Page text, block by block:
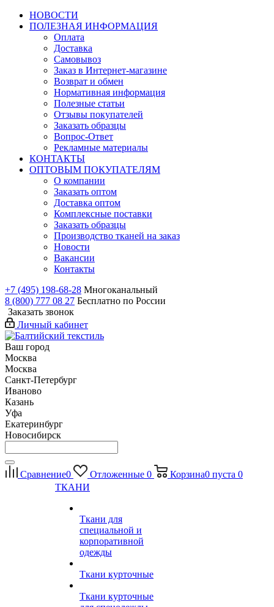
НОВОСТИ
ПОЛЕЗНАЯ ИНФОРМАЦИЯ
Оплата
Доставка
Самовывоз
Заказ в Интернет-магазине
Возврат и обмен
Нормативная информация
Полезные статьи
Отзывы покупателей
Заказать образцы
Вопрос-Ответ
Рекламные материалы
КОНТАКТЫ
ОПТОВЫМ ПОКУПАТЕЛЯМ
О компании
Заказать оптом
Доставка оптом
Комплексные поставки
Заказать образцы
Производство тканей на заказ
Новости
Вакансии
Контакты
+7 (495) 198-68-28 Многоканальный
8 (800) 777 08 27 Бесплатно по России
Заказать звонок
Личный кабинет
Ваш город
Москва
Москва
Санкт-Петербург
Иваново
Казань
Уфа
Екатеринбург
Новосибирск
Сравнение0 Отложенные 0 Корзина0 пуста 0
ТКАНИ
Ткани для
специальной и
корпоративной
одежды
Ткани курточные
Ткани курточные